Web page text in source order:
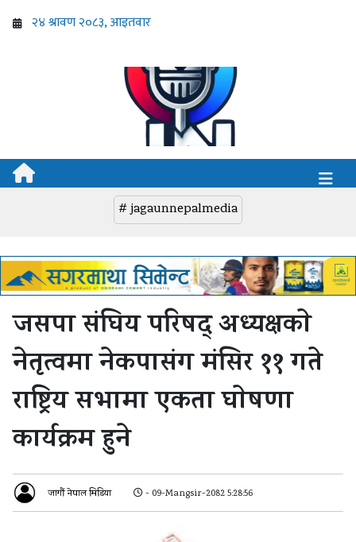
# jagaunnepalmedia
जसपा संघिय परिषद् अध्यक्षकाे
नेतृत्वमा नेकपासंग मंसिर ११ गते
राष्ट्रिय सभामा एकता घाेषणा
कार्यक्रम हुने
जागौं नेपाल मिडिया - 09-Mangsir-2082 5:28:56